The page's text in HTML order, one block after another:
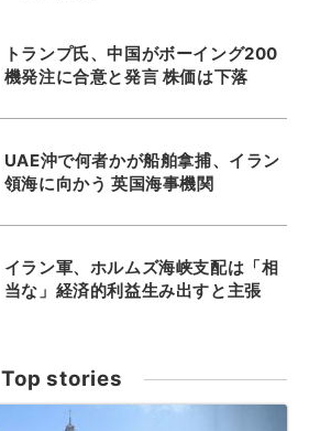
トランプ氏、中国がボーイング200
機発注に合意と発言 株価は下落
UAE沖で何者かが船舶拿捕、イラン
領海に向かう 英国海事機関
イラン軍、ホルムズ海峡支配は「相
当な」経済的利益生み出すと主張
Top stories